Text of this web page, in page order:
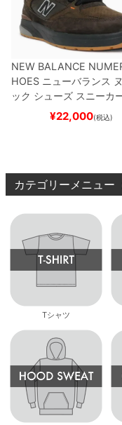
NEW BALANCE
HOES ニューバランス
ック シューズ スニーカ
REW REYNOLDS 933
BROWN/BLACK
ス
¥22,000(税込)
カテゴリーメニュー
Tシャツ